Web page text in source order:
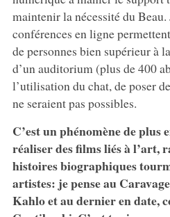
maintenir la nécessité du Beau.
conférences en ligne
de personnes bien supérieur à
d’un auditorium (plus de 400
l’utilisation du chat, de poser
ne seraient pas possibles.
C’est un phénomène de plus
réaliser des films liés à l’art,
histoires biographiques
artistes: je pense au
Kahlo et au dernier en date,